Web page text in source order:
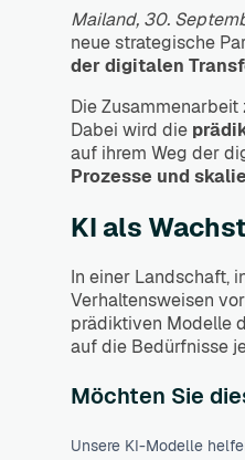
Mailand, 30.
neue strategische
der digitalen
Die
Dabei wird die
auf ihrem Weg der
Prozesse und
KI als
In einer Landschaft,
Verhaltensweisen
prädiktiven Modelle
auf die Bedürfnisse
Möchten Sie
Unsere KI-Modelle